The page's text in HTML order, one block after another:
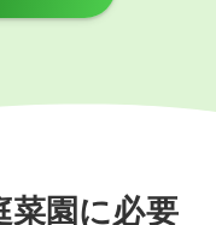
菜園に必要